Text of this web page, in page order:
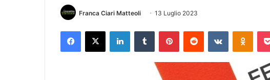
Franca Ciari Matteoli 13 Luglio 2023